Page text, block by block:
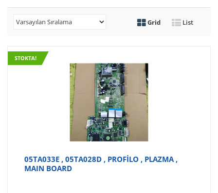
Grid List
STOKTA!
05TA033E , 05TA028D , PROFİLO , PLAZMA ,
MAIN BOARD